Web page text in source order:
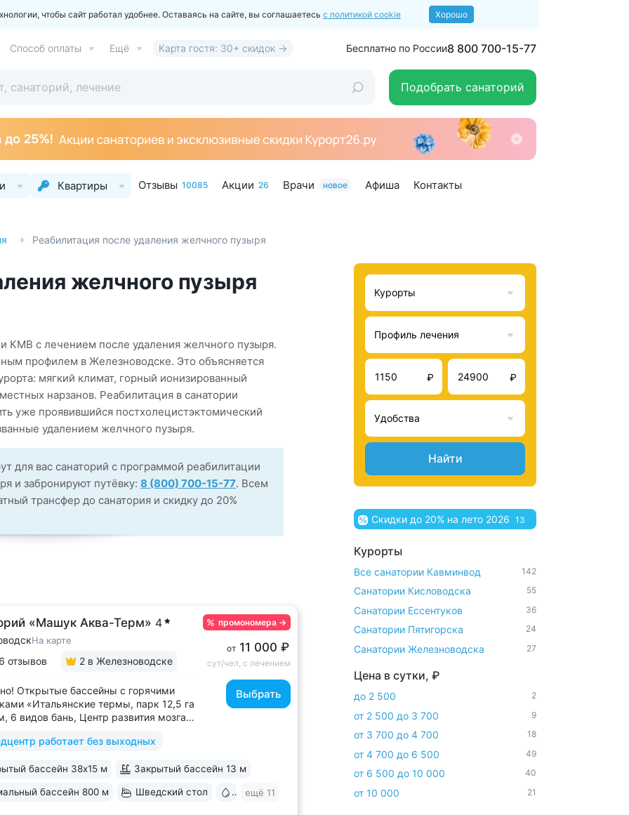
чтобы сайт работал удобнее. Оставаясь на сайте, вы соглашаетесь с политикой cookie Хорошо
Способ оплаты Ещё Карта гостя: 30+ скидок → Бесплатно по России8 800 700-15-77
Подобрать санаторий
Квартиры Отзывы 10085 Акции 26 Врачи новое Афиша Контакты
Реабилитация после удаления желчного пузыря
желчного пузыря
КМВ с лечением после удаления желчного пузыря.
профилем в Железноводске. Это объясняется
мягкий климат, горный ионизированный
нарзанов. Реабилитация в санатории
уже проявившийся постхолецистэктомический
удалением желчного пузыря.
для вас санаторий с программой реабилитации
и забронируют путёвку: 8 (800) 700-15-77. Всем
трансфер до санатория и скидку до 20%
«Машук Аква-Терм» 4
На карте
отзывов 2 в Железноводске
Открытые бассейны с горячими
«Итальянские термы, парк 12,5 га
6 видов бань, Центр развития мозга,
лечения, EMS-тренировки,
• Расположен в уединенном...
работает без выходных
промономера →
от 11 000 ₽
сут/чел, с лечением
Выбрать
бассейн 38х15 м Закрытый бассейн 13 м
бассейн 800 м Шведский стол Бювет
ещё 11
Курорты
Профиль лечения
₽ ₽
Удобства
Найти
Скидки до 20% на лето 2026 13
Курорты
Все санатории Кавминвод 142
Санатории Кисловодска 55
Санатории Ессентуков 36
Санатории Пятигорска 24
Санатории Железноводска 27
Цена в сутки, ₽
до 2 500 2
от 2 500 до 3 700 9
от 3 700 до 4 700 18
от 4 700 до 6 500 49
от 6 500 до 10 000 40
от 10 000 21